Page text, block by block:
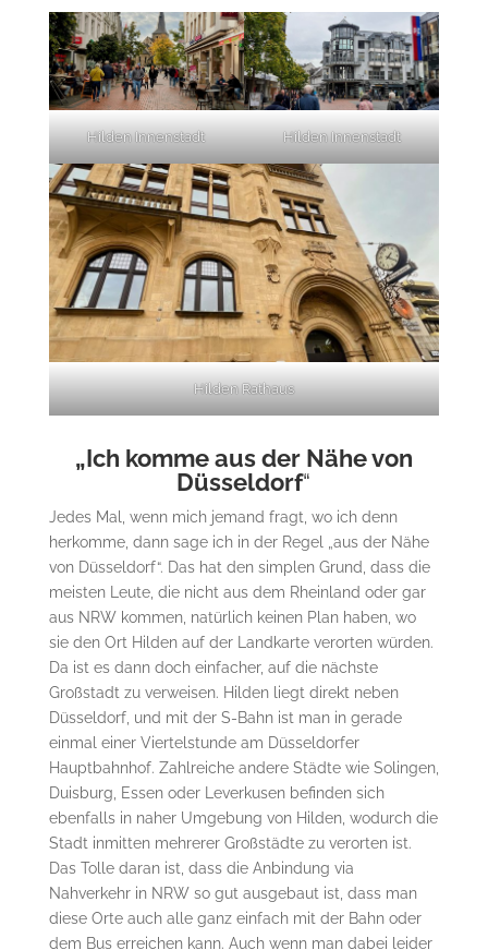
Hilden Innenstadt Hilden Innenstadt
Hilden Rathaus
„Ich komme aus der Nähe von
Düsseldorf“
Jedes Mal, wenn mich jemand fragt, wo ich denn
herkomme, dann sage ich in der Regel „aus der Nähe
von Düsseldorf“. Das hat den simplen Grund, dass die
meisten Leute, die nicht aus dem Rheinland oder gar
aus NRW kommen, natürlich keinen Plan haben, wo
sie den Ort Hilden auf der Landkarte verorten würden.
Da ist es dann doch einfacher, auf die nächste
Großstadt zu verweisen. Hilden liegt direkt neben
Düsseldorf, und mit der S-Bahn ist man in gerade
einmal einer Viertelstunde am Düsseldorfer
Hauptbahnhof. Zahlreiche andere Städte wie Solingen,
Duisburg, Essen oder Leverkusen befinden sich
ebenfalls in naher Umgebung von Hilden, wodurch die
Stadt inmitten mehrerer Großstädte zu verorten ist.
Das Tolle daran ist, dass die Anbindung via
Nahverkehr in NRW so gut ausgebaut ist, dass man
diese Orte auch alle ganz einfach mit der Bahn oder
dem Bus erreichen kann. Auch wenn man dabei leider